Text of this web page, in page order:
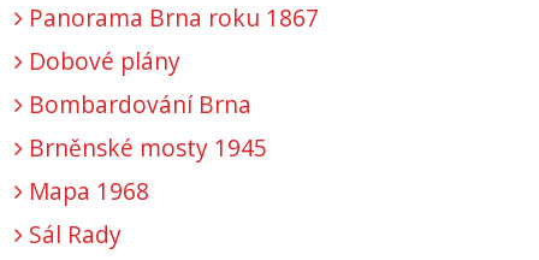
Panorama Brna roku 1867
Dobové plány
Bombardování Brna
Brněnské mosty 1945
Mapa 1968
Sál Rady